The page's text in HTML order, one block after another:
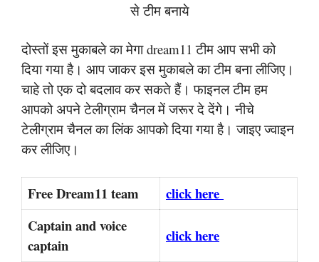
से टीम बनाये
दोस्तों इस मुकाबले का मेगा dream11 टीम आप सभी को
दिया गया है। आप जाकर इस मुकाबले का टीम बना लीजिए।
चाहे तो एक दो बदलाव कर सकते हैं। फाइनल टीम हम
आपको अपने टेलीग्राम चैनल में जरूर दे देंगे। नीचे
टेलीग्राम चैनल का लिंक आपको दिया गया है। जाइए ज्वाइन
कर लीजिए।
Free Dream11 team
click here
Captain and voice
captain
click here